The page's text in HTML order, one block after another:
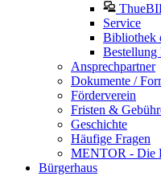
Service
Bibliothek
Bestellung
Ansprechpartner
Dokumente /
Förderverein
Fristen &
Geschichte
Häufige Fragen
MENTOR - Die
Bürgerhaus